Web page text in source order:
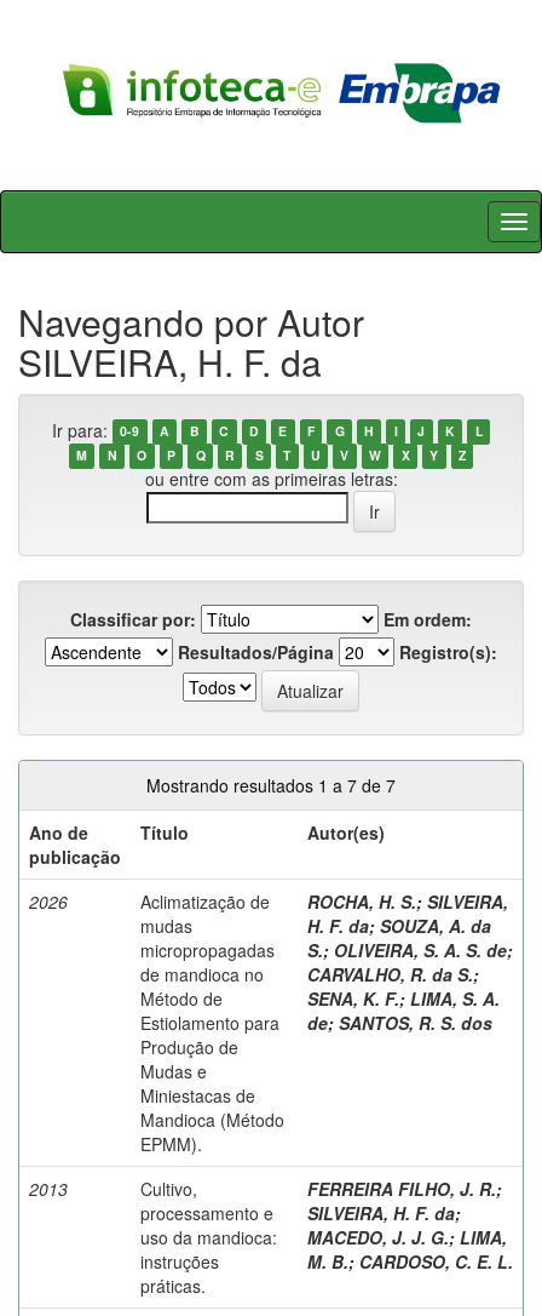
Skip
Navegando por Autor
SILVEIRA, H. F. da
Ir para: 0-9 A B C D E F G H I J K
L
M
N O P Q R S T U V W X Y Z
ou entre com as primeiras letras:
Classificar por:
Em ordem:
Resultados/Página
Registro(s):
Mostrando resultados 1 a 7 de 7
Ano de
publicação
Título Autor(es)
2026
Aclimatização de
mudas
micropropagadas
de mandioca no
Método de
Estiolamento para
Produção de
Mudas e
Miniestacas de
Mandioca (Método
EPMM).
ROCHA, H. S.; SILVEIRA,
H. F. da; SOUZA, A. da
S.; OLIVEIRA, S. A. S. de;
CARVALHO, R. da S.;
SENA, K. F.; LIMA, S. A.
de; SANTOS, R. S. dos
2013
Cultivo,
processamento e
uso da mandioca:
instruções
práticas.
FERREIRA FILHO, J. R.;
SILVEIRA, H. F. da;
MACEDO, J. J. G.; LIMA,
M. B.; CARDOSO, C. E. L.